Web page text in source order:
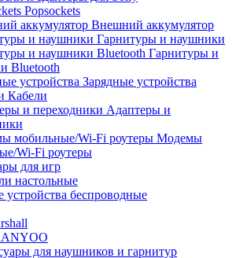
Popsockets
Внешний аккумулятор
Гарнитуры и наушники
Гарнитуры и
Bluetooth
Зарядные устройства
Кабели
Адаптеры и
Модемы
Wi-Fi роутеры
для игр
настольные
устройства беспроводные